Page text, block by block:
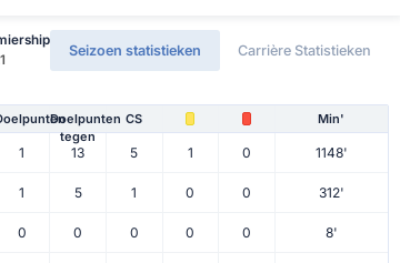
Seizoen statistieken Carrière Statistieken
Doelpunten
tegen
CS Min'
1 13 5 1 0
1148'
1 5 1 0 0 312'
0 0 0 0 0 8'